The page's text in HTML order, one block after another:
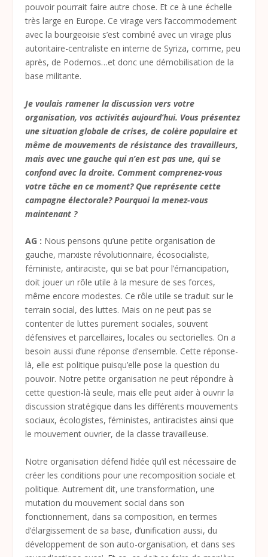
pouvoir pourrait faire autre chose. Et ce à une échelle
très large en Europe. Ce virage vers l’accommodement
avec la bourgeoisie s’est combiné avec un virage plus
autoritaire-centraliste en interne de Syriza, comme, peu
après, de Podemos…et donc une démobilisation de la
base militante.
Je voulais ramener la discussion vers votre
organisation, vos activités aujourd’hui. Vous présentez
une situation globale de crises, de colère populaire et
même de mouvements de résistance des travailleurs,
mais avec une gauche qui n’en est pas une, qui se
confond avec la droite. Comment comprenez-vous
votre tâche en ce moment? Que représente cette
campagne électorale? Pourquoi la menez-vous
maintenant ?
AG : Nous pensons qu’une petite organisation de
gauche, marxiste révolutionnaire, écosocialiste,
féministe, antiraciste, qui se bat pour l’émancipation,
doit jouer un rôle utile à la mesure de ses forces,
même encore modestes. Ce rôle utile se traduit sur le
terrain social, des luttes. Mais on ne peut pas se
contenter de luttes purement sociales, souvent
défensives et parcellaires, locales ou sectorielles. On a
besoin aussi d’une réponse d’ensemble. Cette réponse-
là, elle est politique puisqu’elle pose la question du
pouvoir. Notre petite organisation ne peut répondre à
cette question-là seule, mais elle peut aider à ouvrir la
discussion stratégique dans les différents mouvements
sociaux, écologistes, féministes, antiracistes ainsi que
le mouvement ouvrier, de la classe travailleuse.
Notre organisation défend l’idée qu’il est nécessaire de
créer les conditions pour une recomposition sociale et
politique. Autrement dit, une transformation, une
mutation du mouvement social dans son
fonctionnement, dans sa composition, en termes
d’élargissement de sa base, d’unification aussi, du
développement de son auto-organisation, et dans ses